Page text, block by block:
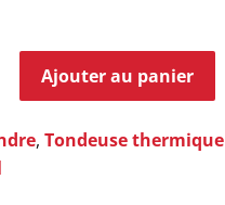
Ajouter au panier
,Tondeuse thermique